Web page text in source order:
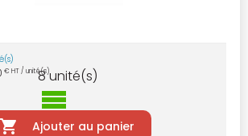
€ HT / unité(s)
8unité(s)
Ajouter au panier